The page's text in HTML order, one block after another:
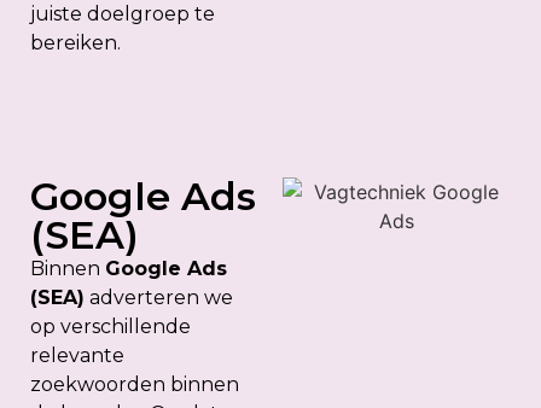
juiste doelgroep te
bereiken.
Google Ads
(SEA)
Binnen Google Ads
(SEA) adverteren we
op verschillende
relevante
zoekwoorden binnen